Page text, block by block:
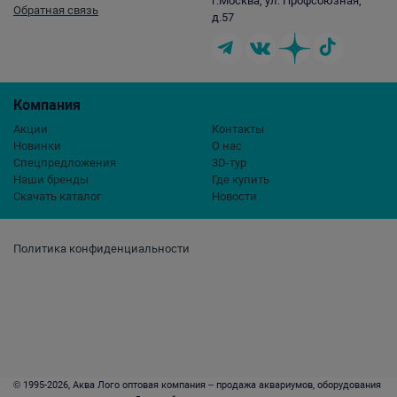
Политика конфиденциальности
Компания
Акции
Новинки
Спецпредложения
Наши бренды
Скачать каталог
Контакты
О нас
3D-тур
Где купить
Новости
Обратная связь
д.57
© 1995-2026, Аква Лого оптовая компания – продажа аквариумов, оборудования